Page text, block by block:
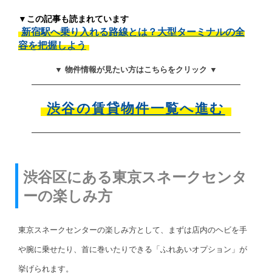
▼この記事も読まれています
新宿駅へ乗り入れる路線とは？大型ターミナルの全
容を把握しよう
▼ 物件情報が見たい方はこちらをクリック ▼
渋谷の賃貸物件一覧へ進む
渋谷区にある東京スネークセンタ
ーの楽しみ方
東京スネークセンターの楽しみ方として、まずは店内のヘビを手
や腕に乗せたり、首に巻いたりできる「ふれあいオプション」が
挙げられます。